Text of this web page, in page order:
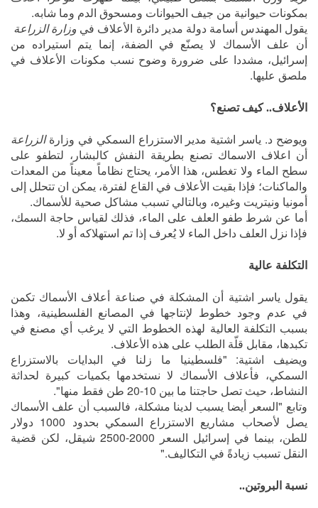
بمكونات حيوانية من جيف الحيوانات ومسحوق الدم وما شابه.
يقول المهندس أسامة دولة مدير دائرة الأعلاف في وزارة الزراعة
أن علف الأسماك لا يصنّع في الضفة، إنما يتم استيراده من
إسرائيل، مشددا على ضرورة وضوح نسب مكونات الأعلاف في
ملصق عليها.
الأعلاف.. كيف تصنع؟
ويوضح د. ياسر اشتية مدير الاستزراع السمكي في وزارة الزراعة
أن اعلاف الاسماك تصنع بطريقة النفش كالبشار، لتطفو على
سطح الماء ولا تغطس، هذا الأمر، يحتاج نظاماً معيناً من المعدات
والماكنات؛ فإذا بقيت الأعلاف في القاع لفترة، يمكن ان تتحلل إلى
أمونيا ونيتريت وغيره، وبالتالي تسبب مشاكل صحية للأسماك.
أما عن شرط طفو العلف على الماء، فذلك لقياس حاجة السمك،
فإذا نزل العلف داخل الماء لا يُعرف إذا تم استهلاكه أو لا.
التكلفة عالية
يقول ياسر اشتية أن المشكلة في صناعة أعلاف الأسماك تكمن
في عدم وجود خطوط لإنتاجها في المصانع الفلسطينية، وهذا
بسبب التكلفة العالية لهذه الخطوط التي لا يرغب أي مصنع في
تكبدها، مقابل قلّة الطلب على هذه الأعلاف.
ويضيف اشتية: "فلسطينيا ما زلنا في البدايات بالاستزراع
السمكي، فأعلاف الأسماك لا نستخدمها بكميات كبيرة لحداثة
النشاط، حيث تصل حاجتنا ما بين 10-20 طن فقط منها".
وتابع "السعر أيضا يسبب لدينا مشكلة، فالسبب أن علف الأسماك
يصل لأصحاب مشاريع الاستزراع السمكي بحدود 1000 دولار
للطن، بينما في إسرائيل السعر 2000-2500 شيقل، لكن قضية
النقل تسبب زيادةً في التكاليف."
نسبة البروتين..